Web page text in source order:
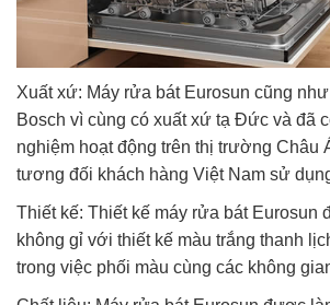
Xuất xứ: Máy rửa bát Eurosun cũng
Bosch vì cùng có xuất xứ tạ Đức và đã
nghiệm hoạt động trên thị trường Châu
tương đối khách hàng Việt Nam sử
Thiết kế: Thiết kế máy rửa bát Eurosun
không gỉ với thiết kế màu trắng thanh
trong việc phối màu cùng các không